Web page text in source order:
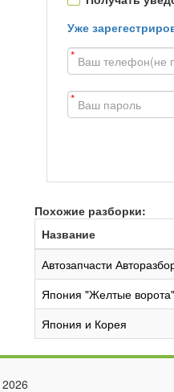
Уже
*
*
Похожие разборки:
Название
Автозапчасти
Япония "Желтые ворота"
Япония и Корея
2026